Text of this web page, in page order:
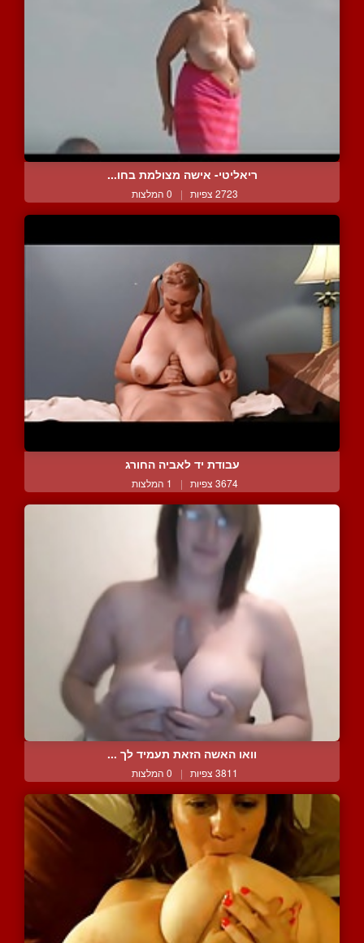
ריאליטי- אישה מצולמת בחו...
2723 צפיות | 0 המלצות
עבודת יד לאביה החורג
3674 צפיות | 1 המלצות
וואו האשה הזאת תעמיד לך ...
3811 צפיות | 0 המלצות